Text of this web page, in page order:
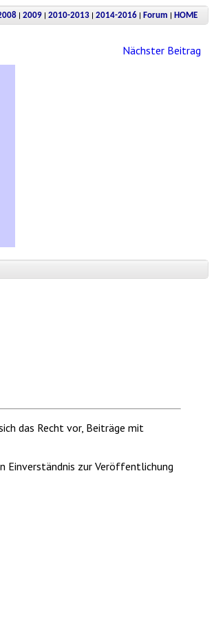
| 2009 | 2010-2013 | 2014-2016 | Forum | HOME
Nächster Beitrag
das Recht vor, Beiträge mit
Einverständnis zur Veröffentlichung